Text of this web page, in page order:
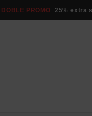
DOBLE PROMO 25% extra